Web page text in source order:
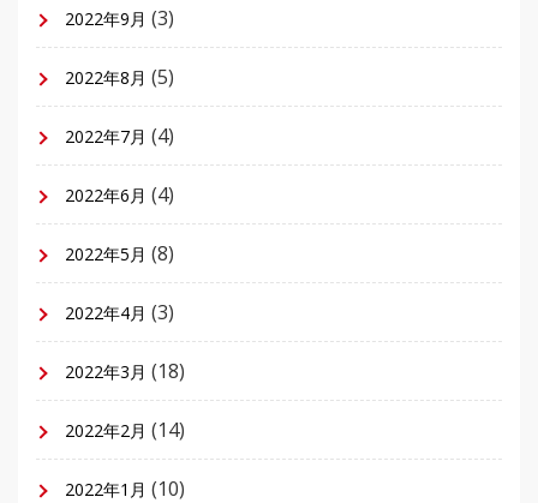
2022年9月 (3)
2022年8月 (5)
2022年7月 (4)
2022年6月 (4)
2022年5月 (8)
2022年4月 (3)
2022年3月 (18)
2022年2月 (14)
2022年1月 (10)